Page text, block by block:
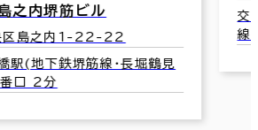
之内堺筋ビル
区島之内1-22-22
駅(地下鉄堺筋線･長堀鶴見
口 2分
交
線